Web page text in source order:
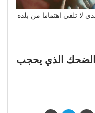
لا تلقى اهتماما من بلده
الذي يحجب